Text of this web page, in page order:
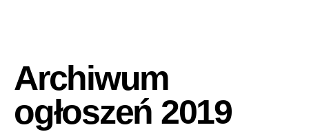
Archiwum
ogłoszeń 2019